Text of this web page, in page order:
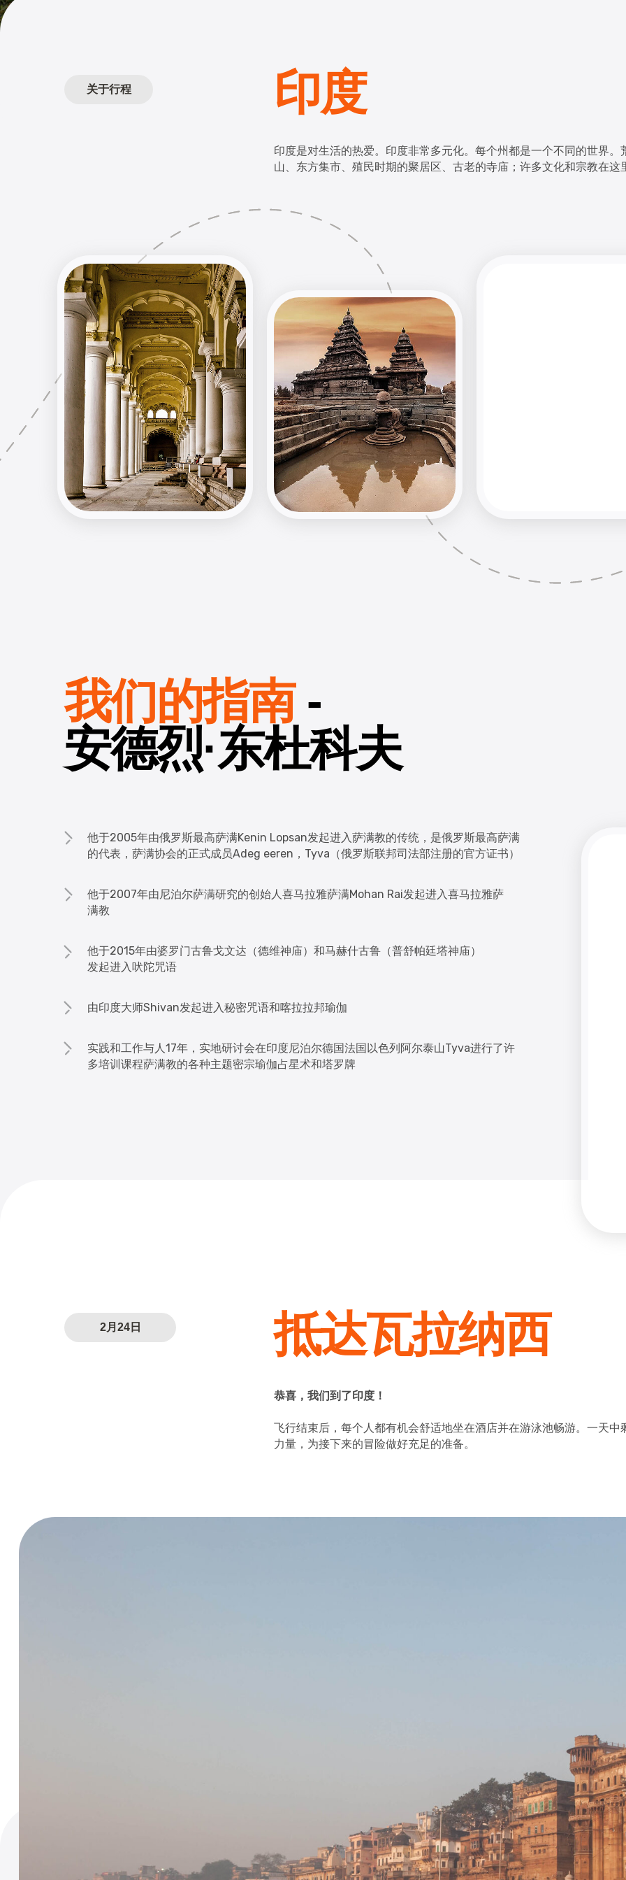
印度
印度是对生活的热爱。印度非常多元化。每个州都是一个不同的世界
山、东方集市、殖民时期的聚居区、古老的寺庙；许多文化和宗教在这
关于行程
我们的指南-
安德烈·东杜科夫
他于2005年由俄罗斯最高萨满Kenin Lopsan发起进入萨满教的传统，是俄罗斯最高萨满
的代表，萨满协会的正式成员Adeg eeren，Tyva（俄罗斯联邦司法部注册的官方证书）
他于2007年由尼泊尔萨满研究的创始人喜马拉雅萨满Mohan Rai发起进入喜马拉雅萨
满教
他于2015年由婆罗门古鲁戈文达（德维神庙）和马赫什古鲁（普舒帕廷塔神庙）
发起进入吠陀咒语
由印度大师Shivan发起进入秘密咒语和喀拉拉邦瑜伽
实践和工作与人17年，实地研讨会在印度尼泊尔德国法国以色列阿尔泰山Tyva进行了许
多培训课程萨满教的各种主题密宗瑜伽占星术和塔罗牌
抵达瓦拉纳西
2月24日
恭喜，我们到了印度！
飞行结束后，每个人都有机会舒适地坐在酒店并在游泳池畅游。一天
力量，为接下来的冒险做好充足的准备。